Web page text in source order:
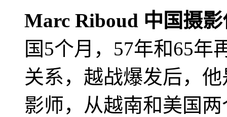
Marc Riboud 中国摄
国5个月，57年和65年
关系，越战爆发后，
影师，从越南和美国